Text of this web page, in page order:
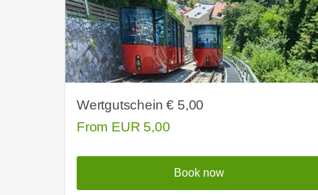
Wertgutschein € 5,00
From EUR 5,00
Book now